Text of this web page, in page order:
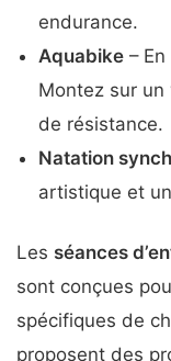
endurance.
Aquabike –
Montez sur un
de résistance.
Natation
artistique et
Les séances
sont conçues
spécifiques de
proposent des